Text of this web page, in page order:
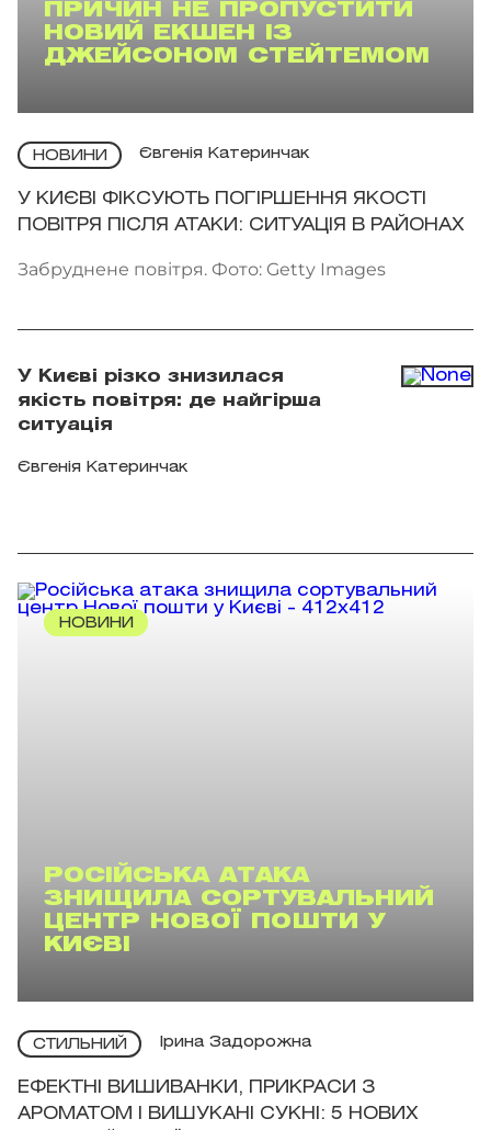
ПРИЧИН НЕ ПРОПУСТИТИ
НОВИЙ ЕКШЕН ІЗ
ДЖЕЙСОНОМ СТЕЙТЕМОМ
НОВИНИ Євгенія Катеринчак
У КИЄВІ ФІКСУЮТЬ ПОГІРШЕННЯ ЯКОСТІ
ПОВІТРЯ ПІСЛЯ АТАКИ: СИТУАЦІЯ В РАЙОНАХ
Забруднене повітря. Фото: Getty Images
У Києві різко знизилася
якість повітря: де найгірша
ситуація
Євгенія Катеринчак
НОВИНИ
РОСІЙСЬКА АТАКА
ЗНИЩИЛА СОРТУВАЛЬНИЙ
ЦЕНТР НОВОЇ ПОШТИ У
КИЄВІ
СТИЛЬНИЙ Ірина Задорожна
ЕФЕКТНІ ВИШИВАНКИ, ПРИКРАСИ З
АРОМАТОМ І ВИШУКАНІ СУКНІ: 5 НОВИХ